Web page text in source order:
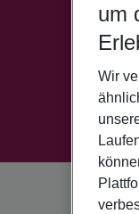
um
Wir